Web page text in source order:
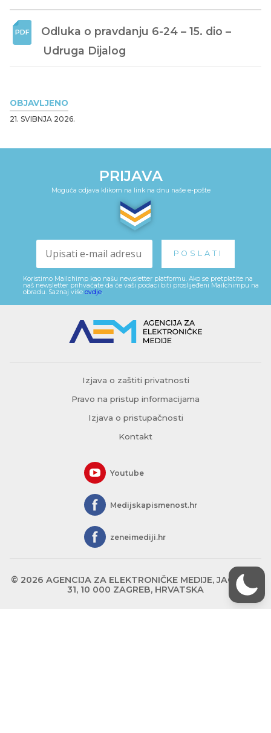
OBJAVLJENO
21. SVIBNJA 2026.
Odluka o pravdanju 6-24 – 15. dio –
Udruga Dijalog
PRIJAVA
Moguća odjava klikom na link na dnu naše e-pošte
Koristimo Mailchimp kao našu newsletter platformu. Ako se pretplatite na
naš newsletter prihvaćate da će vaši podaci biti proslijeđeni Mailchimpu na
obradu. Saznaj više ovdje
Izjava o zaštiti privatnosti
Pravo na pristup informacijama
Izjava o pristupačnosti
Kontakt
Youtube
Medijskapismenost.hr
zeneimediji.hr
© 2026 AGENCIJA ZA ELEKTRONIČKE MEDIJE, JAGIĆEVA
31, 10 000 ZAGREB, HRVATSKA